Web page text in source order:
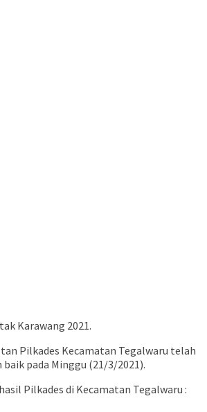
Karawang 2021.
Pilkades Kecamatan Tegalwaru telah
pada Minggu (21/3/2021).
Pilkades di Kecamatan Tegalwaru :